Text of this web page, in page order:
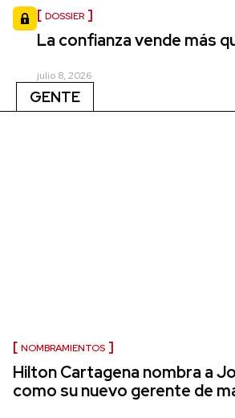
DOSSIER
La confianza vende más
julio 8, 2026
GENTE
NOMBRAMIENTOS
Hilton Cartagena nombra a
como su nuevo gerente de